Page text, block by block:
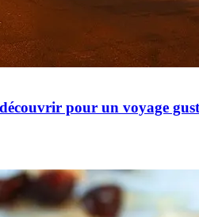
pour un voyage